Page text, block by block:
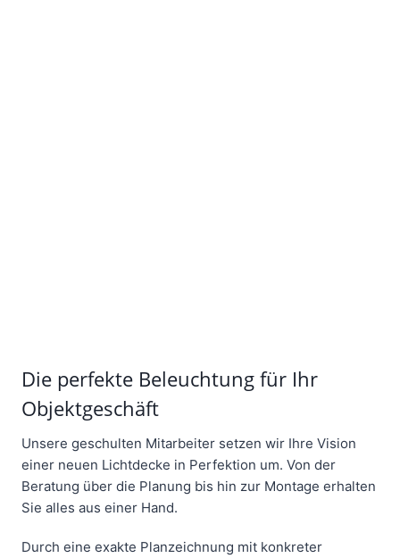
Die perfekte Beleuchtung für Ihr
Objektgeschäft
Unsere geschulten Mitarbeiter setzen wir Ihre Vision
einer neuen Lichtdecke in Perfektion um. Von der
Beratung über die Planung bis hin zur Montage erhalten
Sie alles aus einer Hand.
Durch eine exakte Planzeichnung mit konkreter